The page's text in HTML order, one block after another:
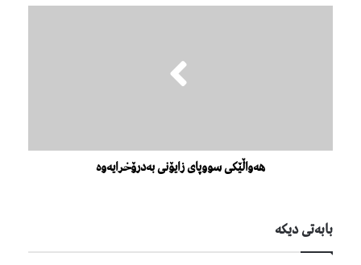
هەواڵێکی سووپای زایۆنی بەدرۆخرایەوە
بابەتی دیكە